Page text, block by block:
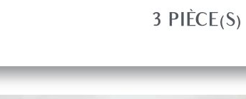
3 PIÈCE(S)